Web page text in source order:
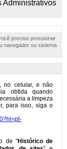
Administrativos
precise pressionar
navegador ou sistema